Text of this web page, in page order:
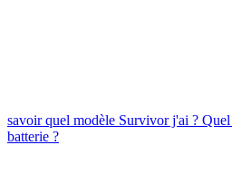
savoir quel modèle Survivor j'ai ?
batterie ?